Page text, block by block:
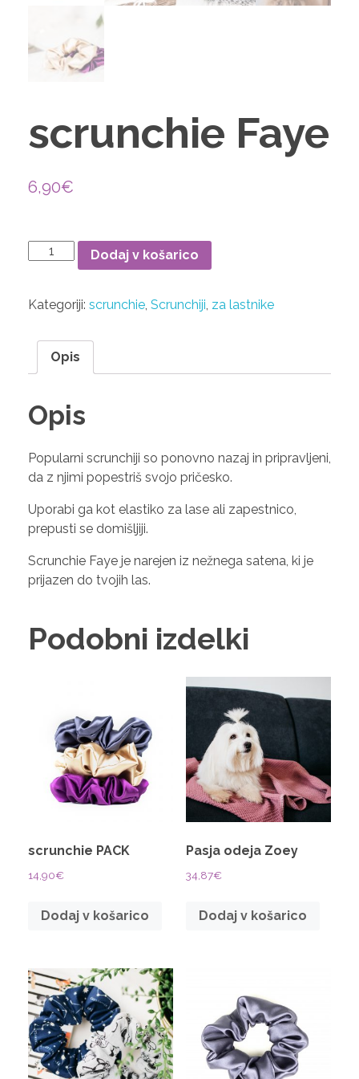
scrunchie Faye
6,90€
Dodaj v košarico
Kategoriji: scrunchie, Scrunchiji, za lastnike
Opis
Opis
Popularni scrunchiji so ponovno nazaj in pripravljeni,
da z njimi popestriš svojo pričesko.
Uporabi ga kot elastiko za lase ali zapestnico,
prepusti se domišljiji.
Scrunchie Faye je narejen iz nežnega satena, ki je
prijazen do tvojih las.
Podobni izdelki
scrunchie PACK
14,90€
Dodaj v košarico
Pasja odeja Zoey
34,87€
Dodaj v košarico